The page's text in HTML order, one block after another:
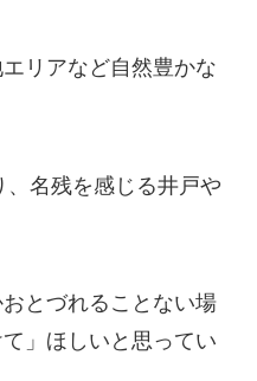
リアなど自然豊かな
名残を感じる井戸や
とづれることない場
」ほしいと思ってい